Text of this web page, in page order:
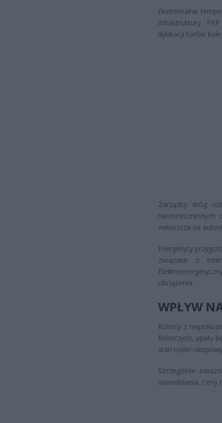
Ekstremalne
infrastruktury.
dylatacji torów
Zarządcy dróg
zwłaszcza na
Energetycy
związane z
obciążenia.
WPŁYW
Rolnicy z
Rolniczych, upały
stan roślin
Szczególnie
nawadniania. Ceny